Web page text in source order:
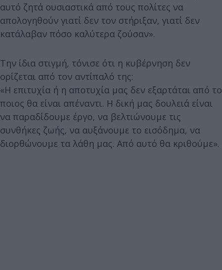
αυτό ζητά ουσιαστικά από τους πολίτες να
απολογηθούν γιατί δεν τον στήριξαν, γιατί δεν
κατάλαβαν πόσο καλύτερα ζούσαν».
Την ίδια στιγμή, τόνισε ότι η κυβέρνηση δεν
ορίζεται από τον αντίπαλό της:
«Η επιτυχία ή η αποτυχία μας δεν εξαρτάται από το
ποιος θα είναι απέναντι. Η δική μας δουλειά είναι
να παραδίδουμε έργο, να βελτιώνουμε τις
συνθήκες ζωής, να αυξάνουμε το εισόδημα, να
διορθώνουμε τα λάθη μας. Από αυτό θα κριθούμε».